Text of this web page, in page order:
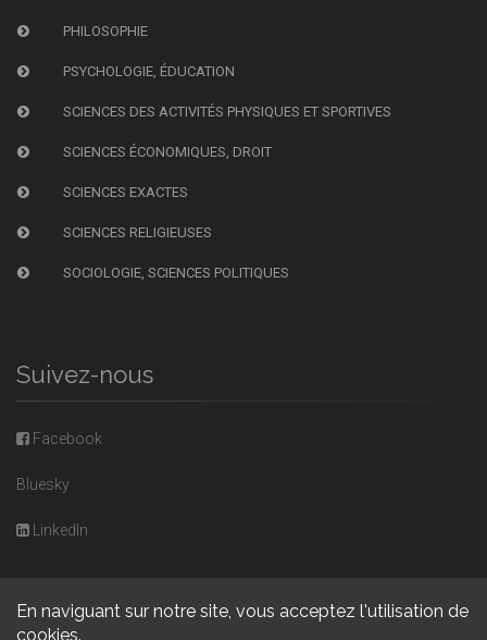
En naviguant sur notre site, vous acceptez l'utilisation de
cookies.
PHILOSOPHIE
PSYCHOLOGIE, ÉDUCATION
SCIENCES DES ACTIVITÉS PHYSIQUES ET SPORTIVES
SCIENCES ÉCONOMIQUES, DROIT
SCIENCES EXACTES
SCIENCES RELIGIEUSES
SOCIOLOGIE, SCIENCES POLITIQUES
Suivez-nous
Facebook
Bluesky
LinkedIn